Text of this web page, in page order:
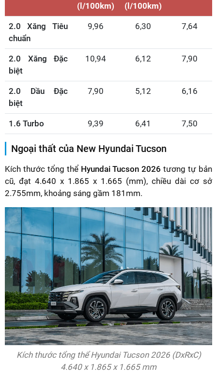
(l/100km)
(l/100km)
2.0 Xăng Tiêu
chuẩn
9,96 6,30 7,64
2.0 Xăng Đặc
biệt
10,94 6,12 7,90
2.0 Dầu Đặc
biệt
7,90 5,12 6,16
1.6 Turbo 9,39 6,41 7,50
Ngoại thất của New Hyundai Tucson
Kích thước tổng thể Hyundai Tucson 2026 tương tự bản
cũ, đạt 4.640 x 1.865 x 1.665 (mm), chiều dài cơ sở
2.755mm, khoảng sáng gầm 181mm.
Kích thước tổng thể Hyundai Tucson 2026 (DxRxC)
4.640 x 1.865 x 1.665 mm